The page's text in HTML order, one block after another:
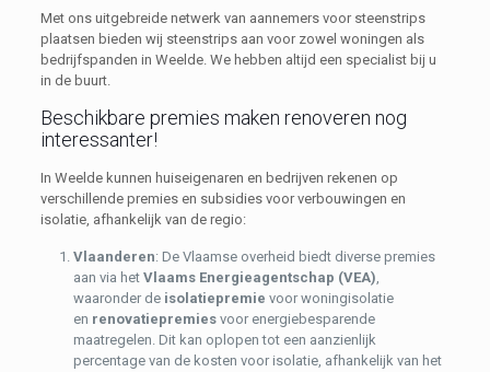
Met ons uitgebreide netwerk van aannemers voor steenstrips
plaatsen bieden wij steenstrips aan voor zowel woningen als
bedrijfspanden in Weelde. We hebben altijd een specialist bij u
in de buurt.
Beschikbare premies maken renoveren nog
interessanter!
In Weelde kunnen huiseigenaren en bedrijven rekenen op
verschillende premies en subsidies voor verbouwingen en
isolatie, afhankelijk van de regio:
Vlaanderen: De Vlaamse overheid biedt diverse premies
aan via het Vlaams Energieagentschap (VEA),
waaronder de isolatiepremie voor woningisolatie
en renovatiepremiesvoor energiebesparende
maatregelen. Dit kan oplopen tot een aanzienlijk
percentage van de kosten voor isolatie, afhankelijk van het